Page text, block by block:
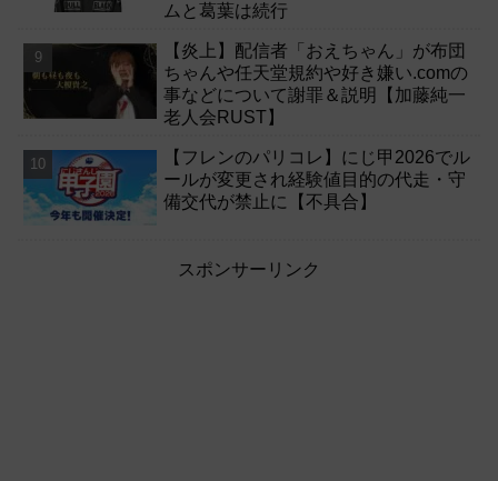
ムと葛葉は続行
【炎上】配信者「おえちゃん」が布団
ちゃんや任天堂規約や好き嫌い.comの
事などについて謝罪＆説明【加藤純一
老人会RUST】
【フレンのパリコレ】にじ甲2026でル
ールが変更され経験値目的の代走・守
備交代が禁止に【不具合】
スポンサーリンク